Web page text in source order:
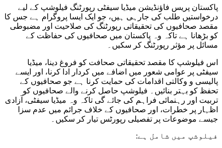
پاکستان پریس فاؤنڈیشن میڈیا سیفٹی رپورٹنگ فیلوشپ کے لیے
درخواستیں طلب کی جارہی ہیں، جو ایک ایسا پروگرام ہے جس کا
مقصد صحافیوں کی تحقیقاتی رپورٹنگ کی صلاحیت اور مضبوطی
کو بڑھانا ہے تاکہ وہ پاکستان میں صحافیوں کی حفاظت کے
مسائل پر مؤثر رپورٹنگ کر سکیں۔
اس فیلوشپ کا مقصد تحقیقاتی صحافت کو فروغ دینا، میڈیا
سیفٹی پر عوامی شعور میں اضافے میں کردار ادا کرنا، اور ایسے
پالیسی و وکالتی اقدامات کی حمایت کرنا ہے جو صحافیوں کے
تحفظ کو بہتر بنائیں۔ فیلوشپ حاصل کرنے والے صحافیوں کو
تربیت اور رہنمائی فراہم کی جائے گی تاکہ وہ میڈیا سیفٹی، آزادی
اظہار پر خطرات، اور صحافیوں کے خلاف جرائم میں عدم سزا
جیسے موضوعات پر تفصیلی رپورٹس تیار کر سکیں۔
:فیلوشپ میں شامل ہے